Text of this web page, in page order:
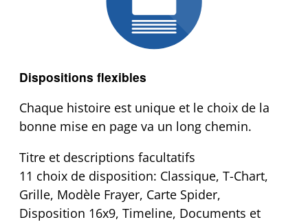
Dispositions flexibles
Chaque histoire est unique et le choix de la
bonne mise en page va un long chemin.
Titre et descriptions facultatifs
11 choix de disposition: Classique, T-Chart,
Grille, Modèle Frayer, Carte Spider,
Disposition 16x9, Timeline, Documents et